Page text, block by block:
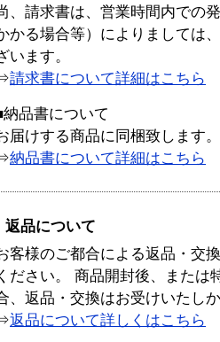
、請求書は、営業時間内での
かる場合等）によりましては
います。
請求書について詳細はこちら
納品書について
届けする商品に同梱致します。
納品書について詳細はこちら
返品について
客様のご都合による返品・交
ださい。 商品開封後、または
、返品・交換はお受けいたし
返品について詳しくはこちら